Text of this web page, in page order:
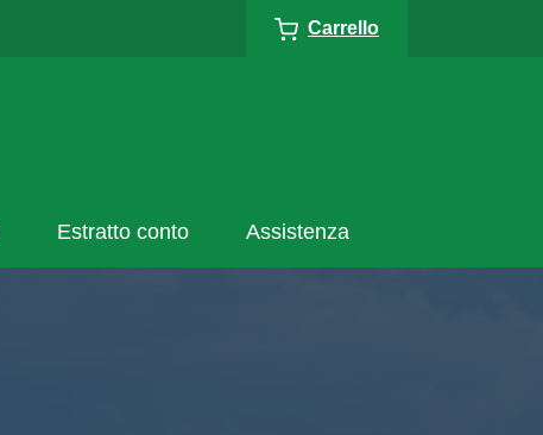
Carrello
Estratto conto Assistenza